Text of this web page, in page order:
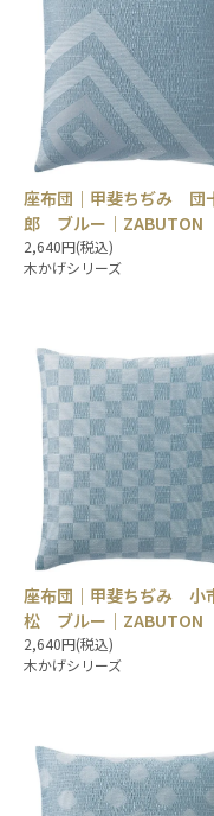
座布団｜甲斐ちぢみ 団
郎 ブルー｜ZABUTON
2,640円(税込)
木かげシリーズ
座布団｜甲斐ちぢみ 小
松 ブルー｜ZABUTON
2,640円(税込)
木かげシリーズ